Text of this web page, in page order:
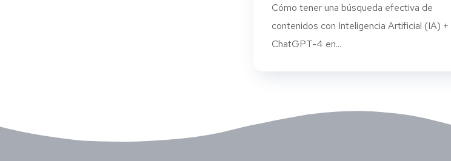
Cómo tener una búsqueda efectiva de
contenidos con Inteligencia Artificial (IA) +
ChatGPT-4 en...